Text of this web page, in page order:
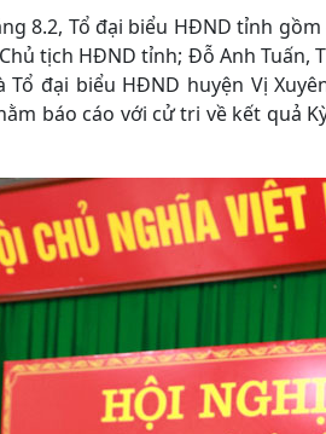
8.2, Tổ đại biểu HĐND tỉnh
tịch HĐND tỉnh; Đỗ Anh Tuấn,
Tổ đại biểu HĐND huyện Vị
báo cáo với cử tri về kết quả